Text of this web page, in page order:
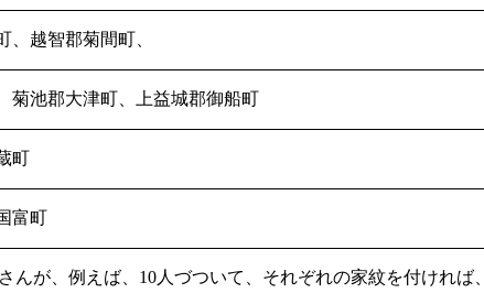
越智郡菊間町、
菊池郡大津町、上益城郡御船町
町
富町
んが、例えば、10人づついて、それぞれの家紋を付ければ、